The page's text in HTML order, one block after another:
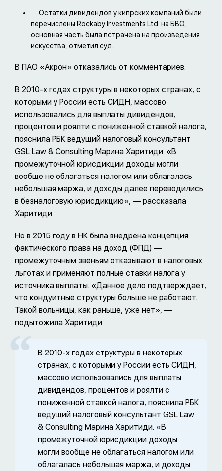
Остатки дивидендов у кипрских компаний были
перечислены Rockaby Investments Ltd. на БВО,
основная часть была потрачена на произведения
искусства, отметил суд.
В ПАО «Акрон» отказались от комментариев.
В 2010-х годах структуры в некоторых странах, с
которыми у России есть СИДН, массово
использовались для выплаты дивидендов,
процентов и роялти с пониженной ставкой налога,
пояснила РБК ведущий налоговый консультант
GSL Law & Consulting Марина Харитиди. «В
промежуточной юрисдикции доходы могли
вообще не облагаться налогом или облагалась
небольшая маржа, и доходы далее переводились
в безналоговую юрисдикцию», — рассказала
Харитиди.
Но в 2015 году в НК была внедрена концепция
фактического права на доход (ФПД) —
промежуточным звеньям отказывают в налоговых
льготах и применяют полные ставки налога у
источника выплаты. «Данное дело подтверждает,
что кондуитные структуры больше не работают.
Такой вольницы, как раньше, уже нет», —
подытожила Харитиди.
В 2010-х годах структуры в некоторых
странах, с которыми у России есть СИДН,
массово использовались для выплаты
дивидендов, процентов и роялти с
пониженной ставкой налога, пояснила РБК
ведущий налоговый консультант GSL Law
& Consulting Марина Харитиди. «В
промежуточной юрисдикции доходы
могли вообще не облагаться налогом или
облагалась небольшая маржа, и доходы